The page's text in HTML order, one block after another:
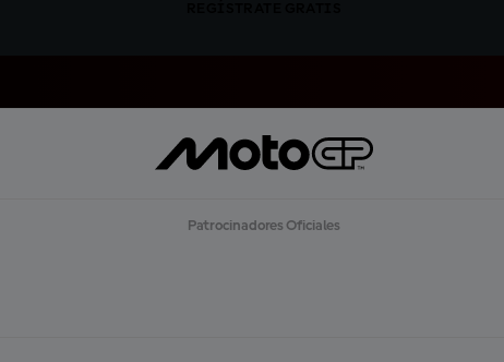
Patrocinadores Oficiales